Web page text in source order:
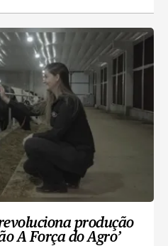
produção
A Força do Agro’